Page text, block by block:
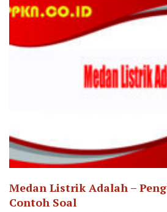
Medan Listrik Adalah –
Contoh Soal